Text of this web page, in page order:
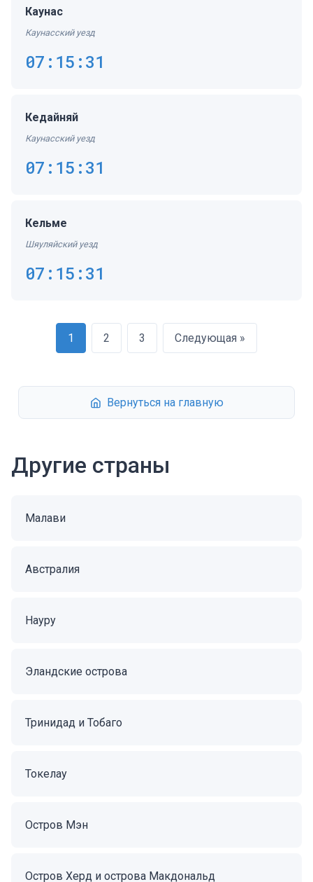
Каунас
Каунасский уезд
07:15:31
Кедайняй
Каунасский уезд
07:15:31
Кельме
Шяуляйский уезд
07:15:31
1 2 3 Следующая »
Вернуться на главную
Другие страны
Малави
Австралия
Науру
Эландские острова
Тринидад и Тобаго
Токелау
Остров Мэн
Остров Херд и острова Макдональд